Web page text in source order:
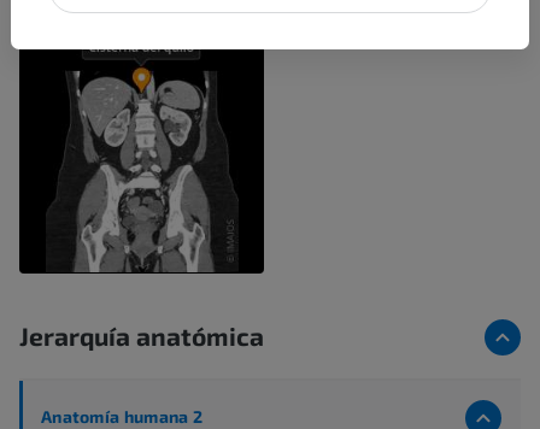
Jerarquía anatómica
Anatomía humana 2